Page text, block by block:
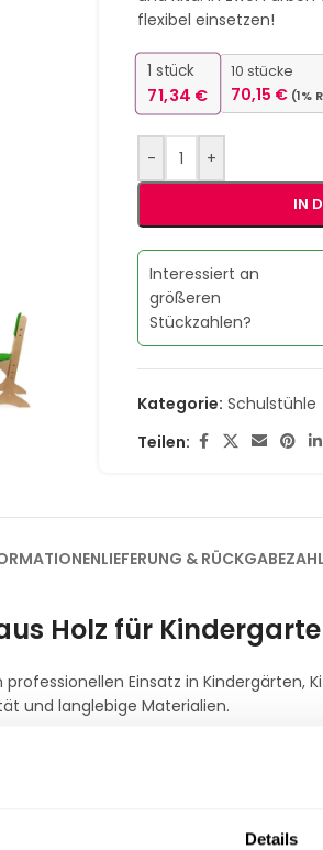
Details
flexibel einsetzen!
1 stück
71,34 €
10 stücke
70,15 € (1%
- +
IN
Interessiert an
größeren
Stückzahlen?
Kategorie: Schulstühle
Teilen:
LIEFERUNG & RÜCKGABE
Holz für
Einsatz in Kindergärten,
und langlebige Materialien.
Nutzung
mit und passt sich optimal an